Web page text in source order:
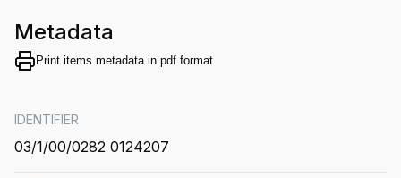
Metadata
Print items metadata in pdf format
IDENTIFIER
03/1/00/0282 0124207